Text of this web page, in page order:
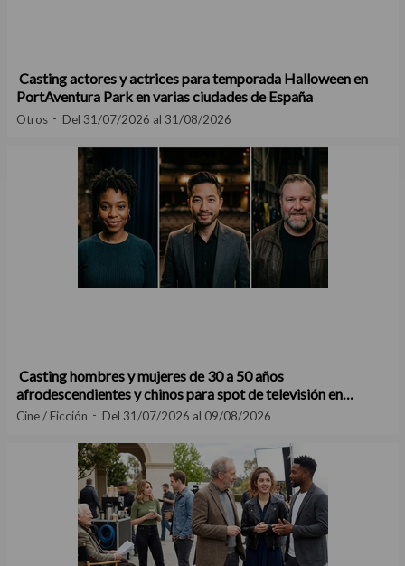
Casting actores y actrices para temporada Halloween en
PortAventura Park en varias ciudades de España
Otros Del 31/07/2026 al 31/08/2026
Casting hombres y mujeres de 30 a 50 años
afrodescendientes y chinos para spot de televisión en
Madrid
Cine / Ficción Del 31/07/2026 al 09/08/2026